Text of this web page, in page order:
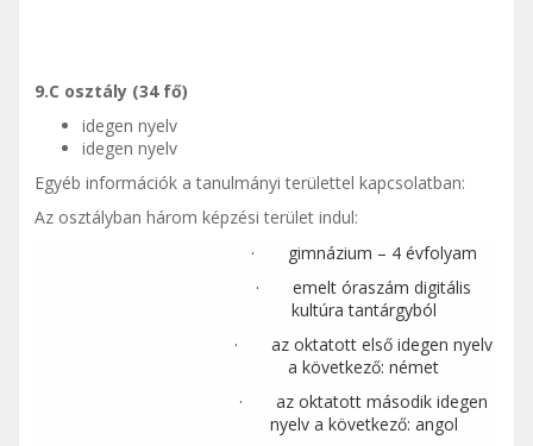
9.C osztály (34 fő)
idegen nyelv
idegen nyelv
Egyéb információk a tanulmányi területtel kapcsolatban:
Az osztályban három képzési terület indul:
· gimnázium – 4 évfolyam
· emelt óraszám digitális
kultúra tantárgyból
· az oktatott első idegen nyelv
a következő: német
· az oktatott második idegen
nyelv a következő: angol